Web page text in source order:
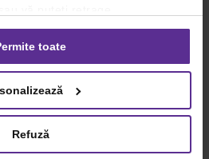
făcând click pe linkul către
cookie.Detalii
toate
Refuză